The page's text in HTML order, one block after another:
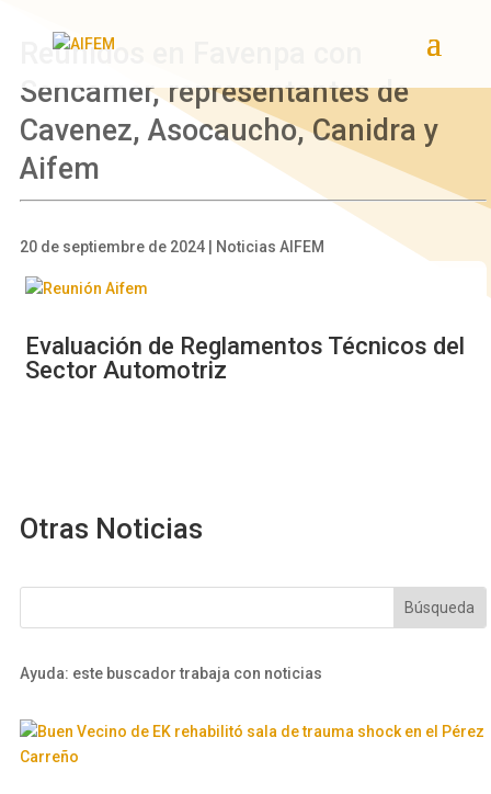
Reunidos en Favenpa con
Sencamer, representantes de
Cavenez, Asocaucho, Canidra y
Aifem
20 de septiembre de 2024 | Noticias AIFEM
Evaluación de Reglamentos Técnicos del
Sector Automotriz
Otras Noticias
Ayuda: este buscador trabaja con noticias